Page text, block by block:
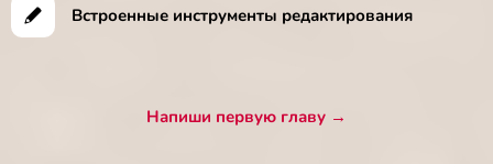
Встроенные инструменты редактирования
Напиши первую главу →